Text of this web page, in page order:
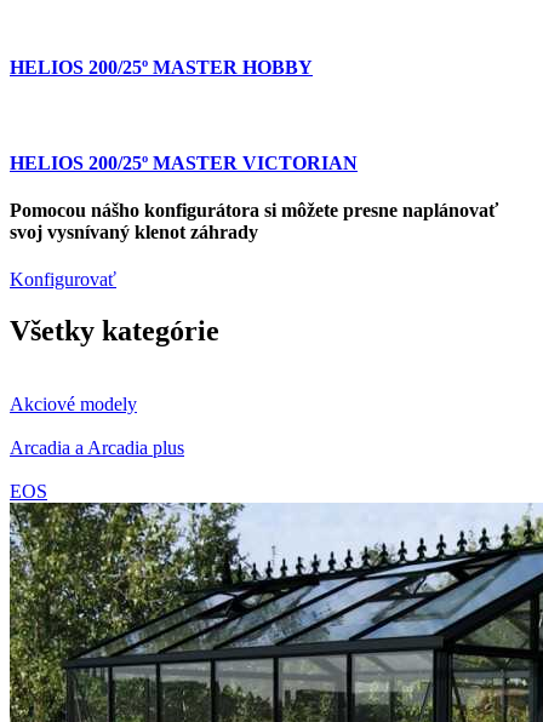
HELIOS 200/25º MASTER HOBBY
HELIOS 200/25º MASTER VICTORIAN
Pomocou nášho konfigurátora si môžete presne naplánovať
svoj vysnívaný klenot záhrady
Konfigurovať
Všetky kategórie
Akciové modely
Arcadia a Arcadia plus
EOS